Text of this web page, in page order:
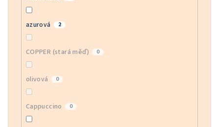
azurová 2
COPPER (stará měď) 0
olivová 0
Cappuccino 0